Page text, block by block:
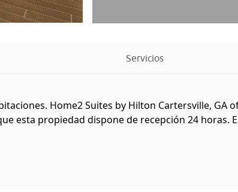
Servicios
Home2 Suites by Hilton Cartersville, GA
esta propiedad dispone de recepción 24 horas.